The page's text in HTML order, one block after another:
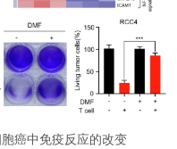
癌中免疫反应的改变